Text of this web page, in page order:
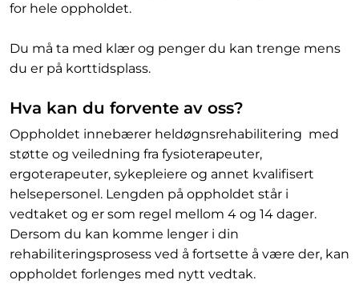
for hele oppholdet.
Du må ta med klær og penger du kan trenge mens
du er på korttidsplass.
Hva kan du forvente av oss?
Oppholdet innebærer heldøgnsrehabilitering med
støtte og veiledning fra fysioterapeuter,
ergoterapeuter, sykepleiere og annet kvalifisert
helsepersonel. Lengden på oppholdet står i
vedtaket og er som regel mellom 4 og 14 dager.
Dersom du kan komme lenger i din
rehabiliteringsprosess ved å fortsette å være der, kan
oppholdet forlenges med nytt vedtak.